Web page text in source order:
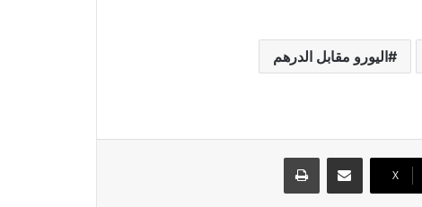
اليورو مقابل الدرهم
‫X